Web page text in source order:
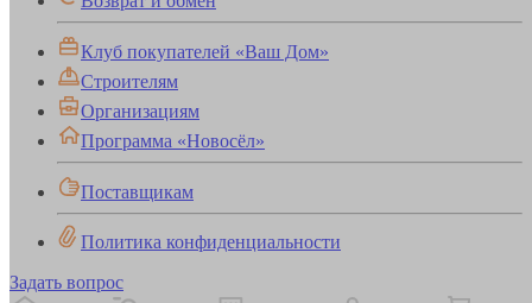
Клуб покупателей «Ваш Дом»
Строителям
Организациям
Программа «Новосёл»
Поставщикам
Политика конфиденциальности
Задать вопрос